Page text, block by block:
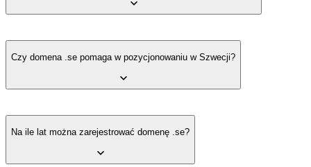
Tak. Rejestracja jest otwarta dla osób z dowolnego kraju. Musisz
tylko podać dane identyfikacyjne - PESEL (osoba fizyczna) lub
Czy domena .se pomaga w pozycjonowaniu w Szwecji?
Tak. Google traktuje ccTLD jak .se jako sygnał geotargetingu -
wskazówkę, że strona jest skierowana do konkretnego kraju. To nie
przewagę w lokalnych wynikach.
Na ile lat można zarejestrować domenę .se?